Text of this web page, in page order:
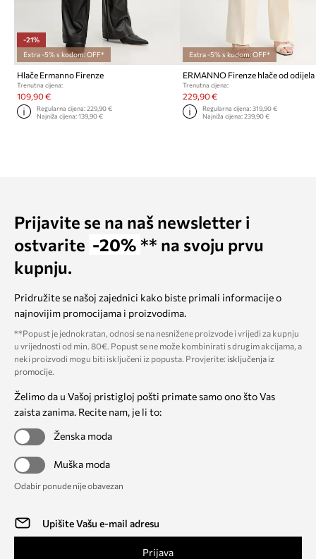
-21%
Extra -5% s kodom: OFF*
Hlače Ermanno Firenze
Trenutna cijena:
109,90 €
Regularna cijena:229,90 €
Najniža cijena:139,90 €
Extra -5% s kodom: OFF*
Trenutna cijena:
229,90 €
Regularna cijena: 319,90 €
Najniža cijena: 239,90 €
Prijavite se na naš newsletter i
ostvarite -20% ** na svoju prvu
kupnju.
Pridružite se našoj zajednici kako biste primali informacije o
najnovijim promocijama i proizvodima.
**Popust je jednokratan, odnosi se na nesnižene proizvode i vrijedi za kupnju
u vrijednosti od min. 80€. Popust se ne može kombinirati s drugim akcijama, a
neki proizvodi mogu biti isključeni iz popusta. Provjerite: isključenja iz
promocije.
Želimo da u Vašoj pristigloj pošti primate samo ono što Vas
zaista zanima. Recite nam, je li to:
Ženska moda
Muška moda
Odabir ponude nije obavezan
Prijava